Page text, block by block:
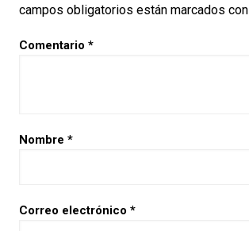
campos obligatorios están marcados con
Comentario *
Nombre *
Correo electrónico *